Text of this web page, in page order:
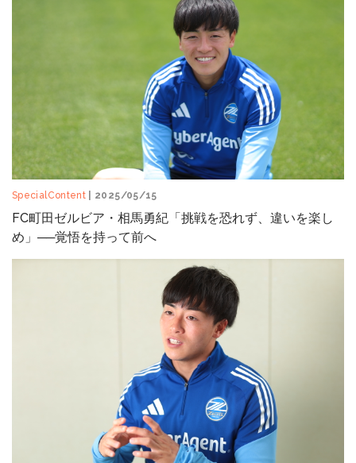
SpecialContent | 2025/05/15
FC町田ゼルビア・相馬勇紀「挑戦を恐れず、違いを楽し
め」──覚悟を持って前へ